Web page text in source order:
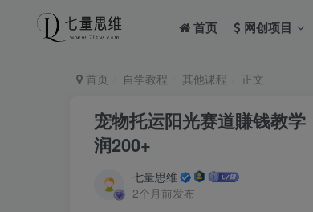
首页 网创项目
首页 自学教程 其他课程 正文
宠物托运阳光赛道賺钱教
润200+
七量思维
2个月前发布